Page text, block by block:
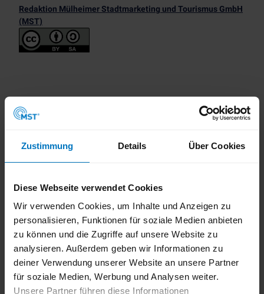
Zustimmung Details Über Cookies
Diese Webseite verwendet Cookies
Wir verwenden Cookies, um Inhalte und Anzeigen zu
personalisieren, Funktionen für soziale Medien anbieten
zu können und die Zugriffe auf unsere Website zu
analysieren. Außerdem geben wir Informationen zu
deiner Verwendung unserer Website an unsere Partner
für soziale Medien, Werbung und Analysen weiter.
Unsere Partner führen diese Informationen
Redaktion Mülheimer Stadtmarketing und Tourismus GmbH
(MST)
Dieser Seiteninhalt wurde teilweise oder vollständig durch KI
optimiert oder erstellt.
In der Nähe
Sehenswertes